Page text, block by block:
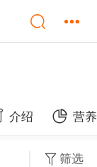
介绍 营
筛选